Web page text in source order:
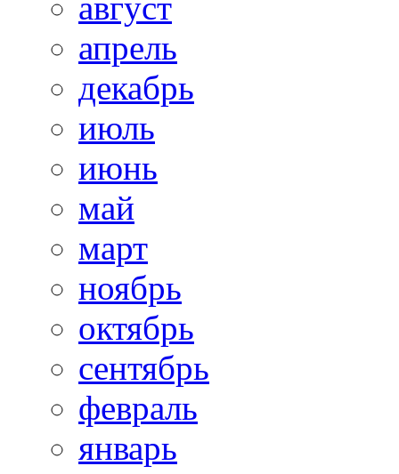
август
апрель
декабрь
июль
июнь
май
март
ноябрь
октябрь
сентябрь
февраль
январь